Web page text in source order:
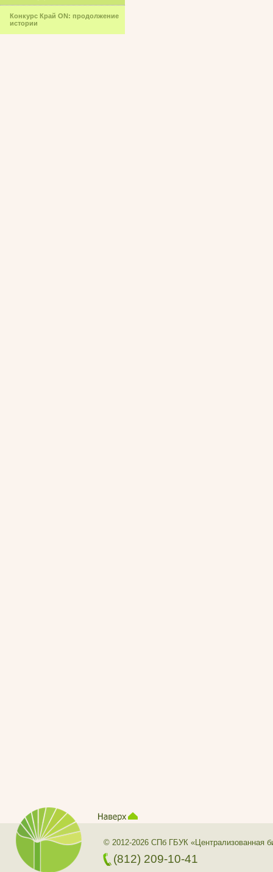
Конкурс Край ON: продолжение
истории
© 2012-2026 СПб ГБУК «Централизованная
(812) 209-10-41